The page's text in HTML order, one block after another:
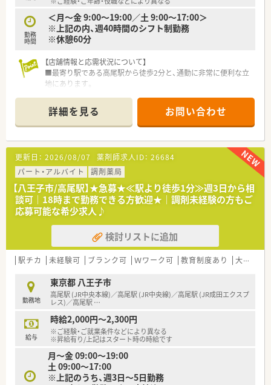
業界では高水準の人材定着率97％と非常に高いです。過去に人
間関係でつらい思いをした方も安心！
■週休消化率8割以上、かつ残業時間の全社平均は11時間と少な
目で、メリハリある職場を希望する方にぴったりです
分野を極める道も用意されています。将来的に何かひとつの分
野で専門薬剤師を取得したい方などにおすすめ
勤務
時間
＜月～金 9:00～19:00／土 9:00～17:00＞
※上記の内、週40時間のシフト制勤務
※休憩60分
【店舗情報と応需状況について】
■最寄り駅である高尾駅から徒歩2分と、通勤に非常に便利な立
地にあります。
方箋を応需しています。
■1日あたりの平均処方箋枚数は50枚から70枚で、薬剤師2名体
制で対応します。
【勤務実態について】
■平日の営業時間は19時まで、土曜日は17時までとなっており、
終業後の時間も確保しやすいです。
■1日の処方箋枚数も適切で、人員体制も整っているため、過度
な残業は発生しにくい環境です。
■お互いに助け合う風土があるため、お子様の学校行事などでの
希望休も柔軟に相談できます。
【こんな方にオススメ】
■大手チェーン薬局よりも、アットホームで地域に密着した薬局
で働きたい方におすすめです。
ャリアを継続したい方に最適です。
■経営者との距離が近い環境で、自身の意見やアイデアを薬局運
営に反映させたい方にぴったりです。
詳細を見る お問い合わせ
更新日： 2026/08/07 薬剤師求人ID： 26684
パート・アルバイト
調剤薬局
【八王子市/高尾駅】★急募★≪駅より徒歩1分≫週3日から相
談可｜18時まで勤務できる方歓迎★｜調剤未経験の方もご
応募可能な希少求人♪
検討リストに追加
駅チカ 未経験可 ブランク可 Ｗワーク可 教育制度あり 大手チェーン以外
勤務地
東京都 八王子市
高尾駅 (JR中央本線)／高尾駅 (JR中央線)／高尾駅 (JR成田エクスプ
レス)／高尾駅 …
給与
時給2,000円～2,300円
※ご経験・ご就業条件などにより異なる
※昇給有り/上記はスタート時の時給です
月～金 09:00～19:00
土 09:00～17:00
※上記のうち、週3日～5日勤務